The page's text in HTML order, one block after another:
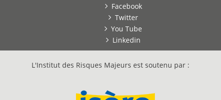
Facebook
Twitter
You Tube
Linkedin
L'Institut des Risques Majeurs est soutenu par :